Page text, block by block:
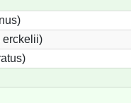
erckelii)